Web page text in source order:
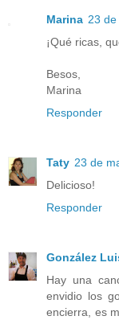
Marina 23 de
¡Qué ricas,
Besos,
Marina
Responder
Taty 23 de
Delicioso!
Responder
González
Hay una
envidio los
encierra, es